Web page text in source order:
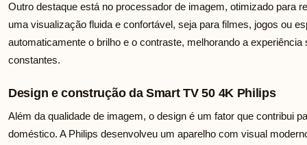
Outro destaque está no processador de imagem, otimizado para
uma visualização fluida e confortável, seja para filmes, jogos ou
automaticamente o brilho e o contraste, melhorando a
constantes.
Design e construção da Smart TV 50 4K Philips
Além da qualidade de imagem, o design é um fator que contribui
doméstico. A Philips desenvolveu um aparelho com visual